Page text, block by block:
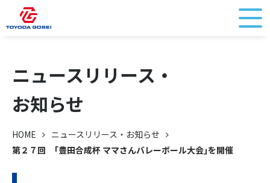
ニュースリリース・
お知らせ
HOME
ニュースリリース・お知らせ
第２７回 ｢豊田合成杯 ママさんバレーボール大会｣を開催